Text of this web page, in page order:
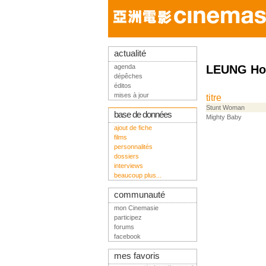
LEUNG
titre
Stunt Woman
Mighty Baby
actualité
agenda
dépêches
éditos
mises à jour
base de données
ajout de fiche
films
personnalités
dossiers
interviews
beaucoup plus...
communauté
mon Cinemasie
participez
forums
facebook
mes favoris